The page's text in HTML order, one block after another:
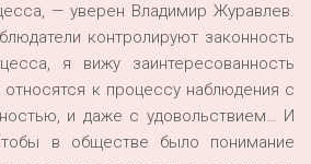
— уверен Владимир Журавлев.
контролируют законность
я вижу заинтересованность
к процессу наблюдения с
и даже с удовольствием… И
в обществе было понимание